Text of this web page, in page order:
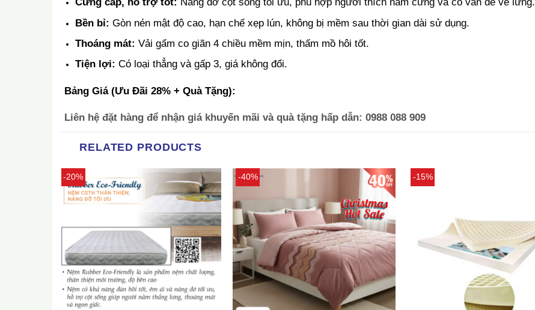
Bền bỉ: Gòn nén mật độ cao, hạn chế xẹp lún, không bị mềm sau thời gian dài sử dụng.
Thoáng mát: Vải gấm co giãn 4 chiều mềm mịn, thấm mồ hôi tốt.
Tiện lợi: Có loại thẳng và gấp 3, giá không đổi.
Bảng Giá (Ưu Đãi 28% + Quà Tặng):
Liên hệ đặt hàng để nhận giá khuyến mãi và quà tặng hấp dẫn: 0988 088 909
RELATED PRODUCTS
-20% -40% -15%